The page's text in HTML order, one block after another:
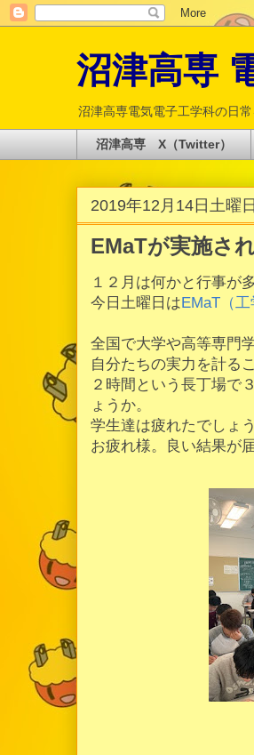
沼津高専
沼津高専電気電子工学科の日
沼津高専 X（Twitter）
2019年12月14日土曜日
EMaTが実施さ
１２月は何かと行事が
今日土曜日はEMaT（工
全国で大学や高等専門
自分たちの実力を計る
２時間という長丁場で
ょうか。
学生達は疲れたでしょ
お疲れ様。良い結果が